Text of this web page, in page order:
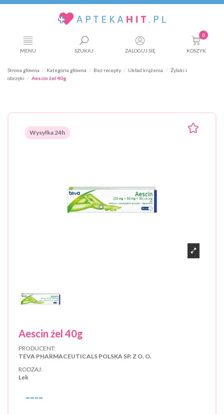
MENU SZUKAJ ZALOGUJ SIĘ
0
KOSZYK
Strona główna Kategoria główna Bez recepty Układ krążenia
Żylaki i
obrzęki
Aescin źel 40g
Wysyłka 24h
Aescin źel 40g
PRODUCENT:
TEVA PHARMACEUTICALS POLSKA SP. Z O. O.
RODZAJ:
Lek